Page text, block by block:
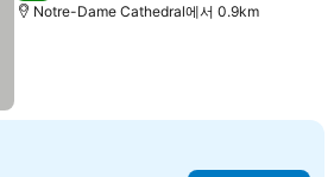
Notre-Dame Cathedral에서 0.9km